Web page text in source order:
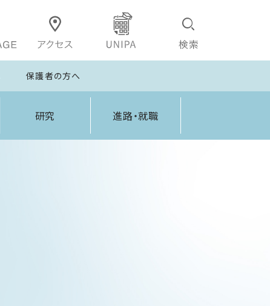
保護者の方へ
研究 進路・就職